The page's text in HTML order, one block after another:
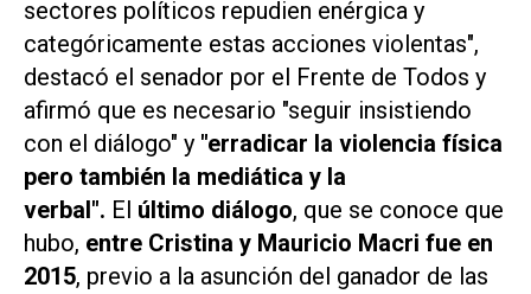
sectores políticos repudien enérgica y
categóricamente estas acciones violentas",
destacó el senador por el Frente de Todos y
afirmó que es necesario "seguir insistiendo
con el diálogo" y "erradicar la violencia física
pero también la mediática y la
verbal". El último diálogo, que se conoce que
hubo, entre Cristina y Mauricio Macri fue en
2015, previo a la asunción del ganador de las